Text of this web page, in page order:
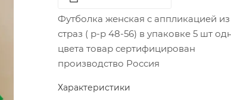
Футболка женская с аппликацией из
страз ( р-р 48-56) в упаковке 5 шт
цвета товар сертифицирован
производство Россия
Характеристики